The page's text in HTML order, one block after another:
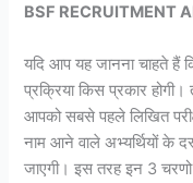
BSF RECRUITMENT
यदि आप यह जानना चाहते हैं
प्रक्रिया किस प्रकार
आपको सबसे पहले लिखित
नाम आने वाले अभ्यर्थियों के
जाएगी। इस तरह इन 3